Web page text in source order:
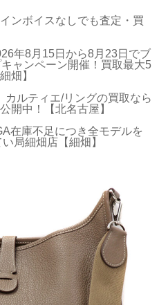
ンボイスなしでも査定・買
年8月15日から8月23日でブ
ャンペーン開催！買取最大5
畑】
カルティエ/リングの買取なら
開中！【北名古屋】
在庫不足につき全モデルを
局細畑店【細畑】